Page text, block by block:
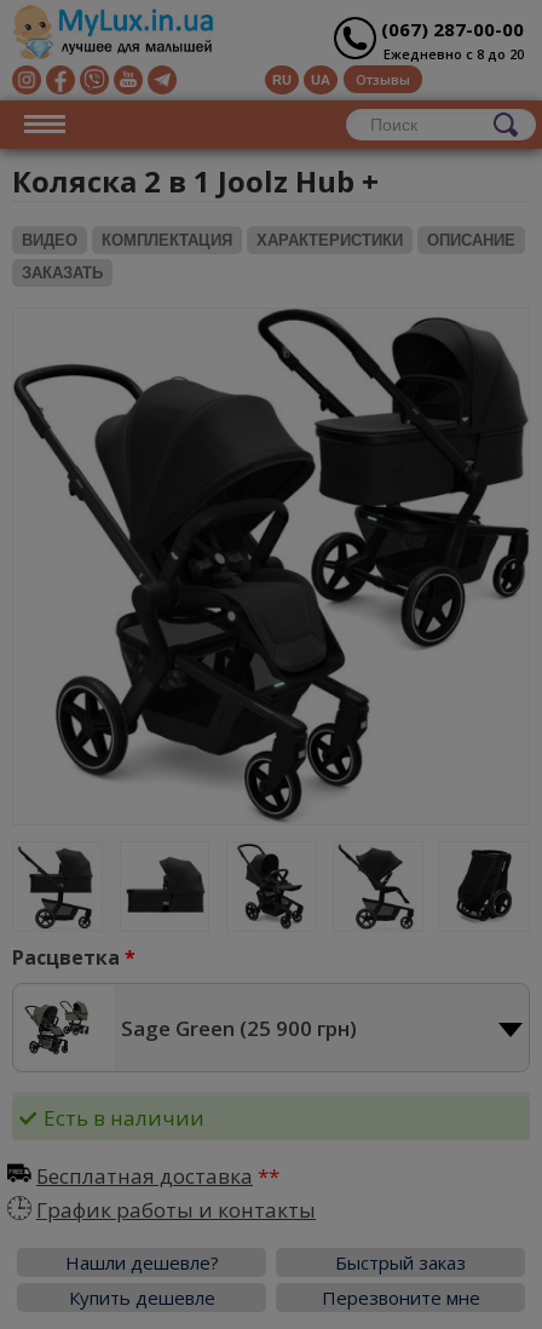
(067) 287-00-00
Ежедневно с 8 до 20
RU UA Отзывы
Коляска 2 в 1 Joolz Hub +
ВИДЕО КОМПЛЕКТАЦИЯ ХАРАКТЕРИСТИКИ
ОПИСАНИЕ
ЗАКАЗАТЬ
Расцветка
Sage Green (25 900 грн)
Есть в наличии
Бесплатная доставка
График работы и контакты
Нашли дешевле?
Быстрый заказ
Купить дешевле
Перезвоните мне